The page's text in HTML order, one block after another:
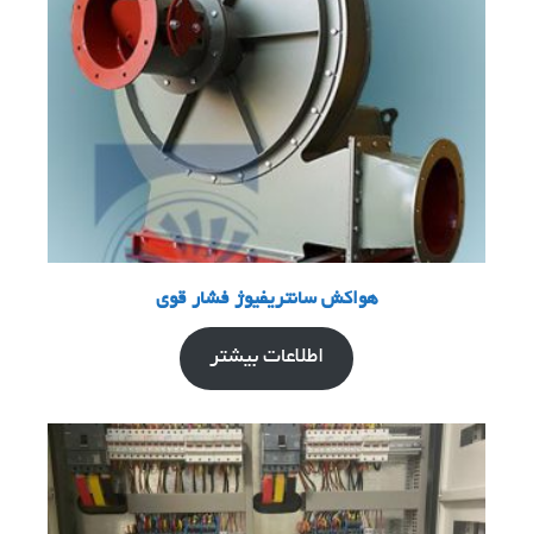
هواکش سانتریفیوژ فشار قوی
اطلاعات بیشتر